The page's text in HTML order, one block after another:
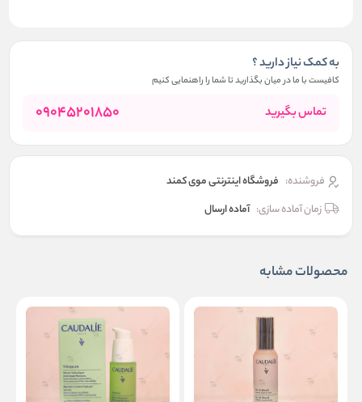
به کمک نیاز دارید ؟
کافیست با ما در میان بگذارید تا شما را راهنمایی کنیم
تماس بگیرید 09045201850
فروشنده: فروشگاه اینترنتی موی کمند
زمان آماده سازی: آماده ارسال
محصولات مشابه